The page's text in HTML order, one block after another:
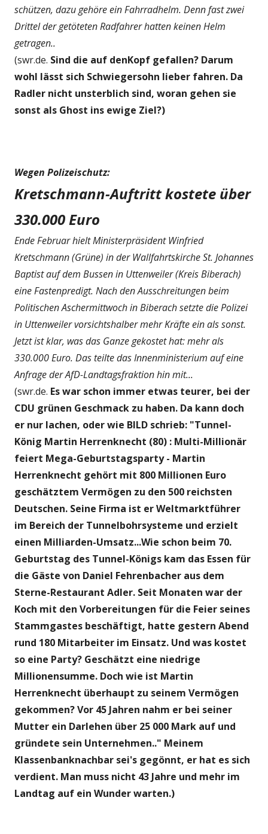
schützen, dazu gehöre ein Fahrradhelm. Denn fast zwei
Drittel der getöteten Radfahrer hatten keinen Helm
getragen..
(swr.de. Sind die auf denKopf gefallen? Darum
wohl lässt sich Schwiegersohn lieber fahren. Da
Radler nicht unsterblich sind, woran gehen sie
sonst als Ghost ins ewige Ziel?)
Wegen Polizeischutz:
Kretschmann-Auftritt kostete über
330.000 Euro
Ende Februar hielt Ministerpräsident Winfried
Kretschmann (Grüne) in der Wallfahrtskirche St. Johannes
Baptist auf dem Bussen in Uttenweiler (Kreis Biberach)
eine Fastenpredigt. Nach den Ausschreitungen beim
Politischen Aschermittwoch in Biberach setzte die Polizei
in Uttenweiler vorsichtshalber mehr Kräfte ein als sonst.
Jetzt ist klar, was das Ganze gekostet hat: mehr als
330.000 Euro. Das teilte das Innenministerium auf eine
Anfrage der AfD-Landtagsfraktion hin mit...
(swr.de. Es war schon immer etwas teurer, bei der
CDU grünen Geschmack zu haben. Da kann doch
er nur lachen, oder wie BILD schrieb: "Tunnel-
König Martin Herrenknecht (80) : Multi-Millionär
feiert Mega-Geburtstagsparty - Martin
Herrenknecht gehört mit 800 Millionen Euro
geschätztem Vermögen zu den 500 reichsten
Deutschen. Seine Firma ist er Weltmarktführer
im Bereich der Tunnelbohrsysteme und erzielt
einen Milliarden-Umsatz...Wie schon beim 70.
Geburtstag des Tunnel-Königs kam das Essen für
die Gäste von Daniel Fehrenbacher aus dem
Sterne-Restaurant Adler. Seit Monaten war der
Koch mit den Vorbereitungen für die Feier seines
Stammgastes beschäftigt, hatte gestern Abend
rund 180 Mitarbeiter im Einsatz. Und was kostet
so eine Party? Geschätzt eine niedrige
Millionensumme. Doch wie ist Martin
Herrenknecht überhaupt zu seinem Vermögen
gekommen? Vor 45 Jahren nahm er bei seiner
Mutter ein Darlehen über 25 000 Mark auf und
gründete sein Unternehmen.." Meinem
Klassenbanknachbar sei's gegönnt, er hat es sich
verdient. Man muss nicht 43 Jahre und mehr im
Landtag auf ein Wunder warten.)